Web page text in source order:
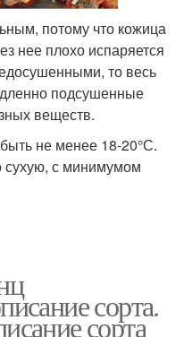
потому что кожица
нее плохо испаряется
то весь
подсушенные
веществ.
не менее 18-20°С.
сухую, с минимумом
сорта.
сорта